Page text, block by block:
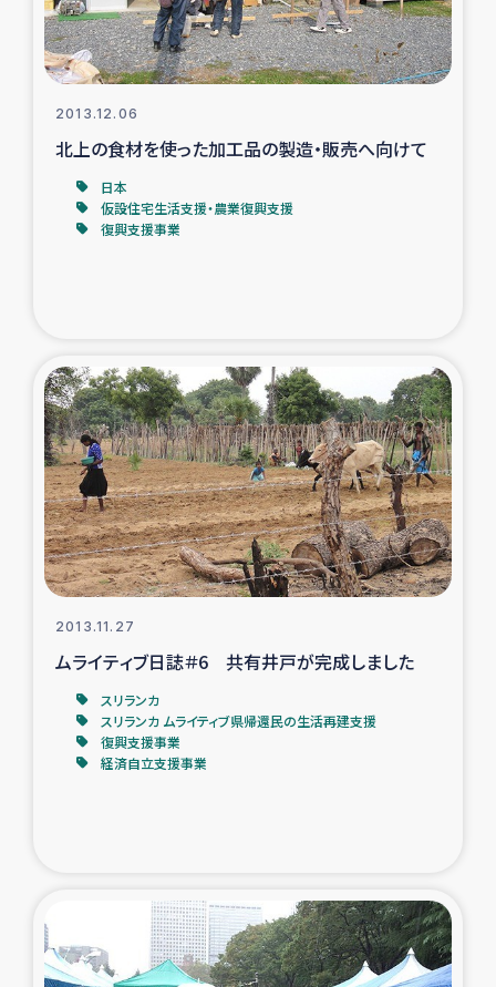
シリア国内避難民・帰還民の生活再建支援
トルコにおけるシリア難民支援事業
インドネシア中部 スラウェシの地震・津波被災者支援
スリランカ ムライティブ県帰還民の生活再建支援
スリランカ南部洪水被災者支援
スリランカの南北女性をつなぐサリー・リサイクル・プロ
ジェクト
復興支援事業
民際教育事業
令和6年能登半島地震 緊急支援
タイ国境ミャンマー移民子ども支援
2013.12.06
北上の食材を使った加工品の製造・販売へ向けて
日本
仮設住宅生活支援・農業復興支援
復興支援事業
2013.11.27
ムライティブ日誌＃6 共有井戸が完成しました
スリランカ
スリランカ ムライティブ県帰還民の生活再建支援
復興支援事業
経済自立支援事業